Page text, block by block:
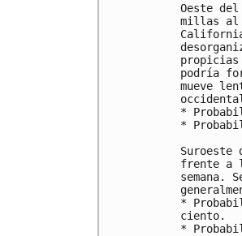
Oeste
millas al
podría
mueve
*
*
Suroeste
frente a
semana.
*
ciento.
*